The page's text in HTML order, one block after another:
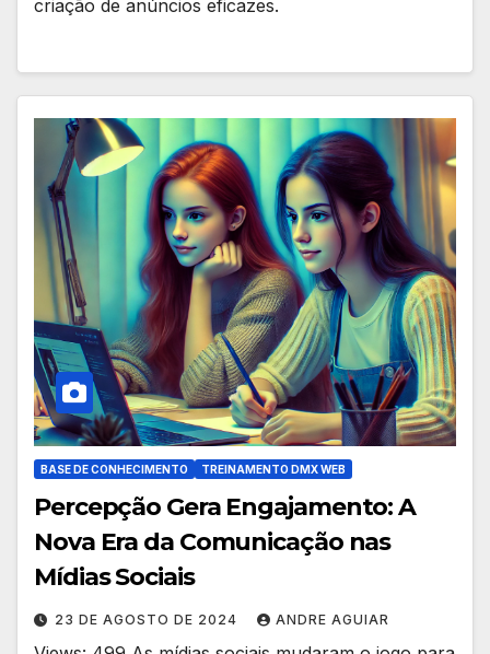
criação de anúncios eficazes.
BASE DE CONHECIMENTO TREINAMENTO DMX WEB
Percepção Gera Engajamento: A
Nova Era da Comunicação nas
Mídias Sociais
23 DE AGOSTO DE 2024 ANDRE AGUIAR